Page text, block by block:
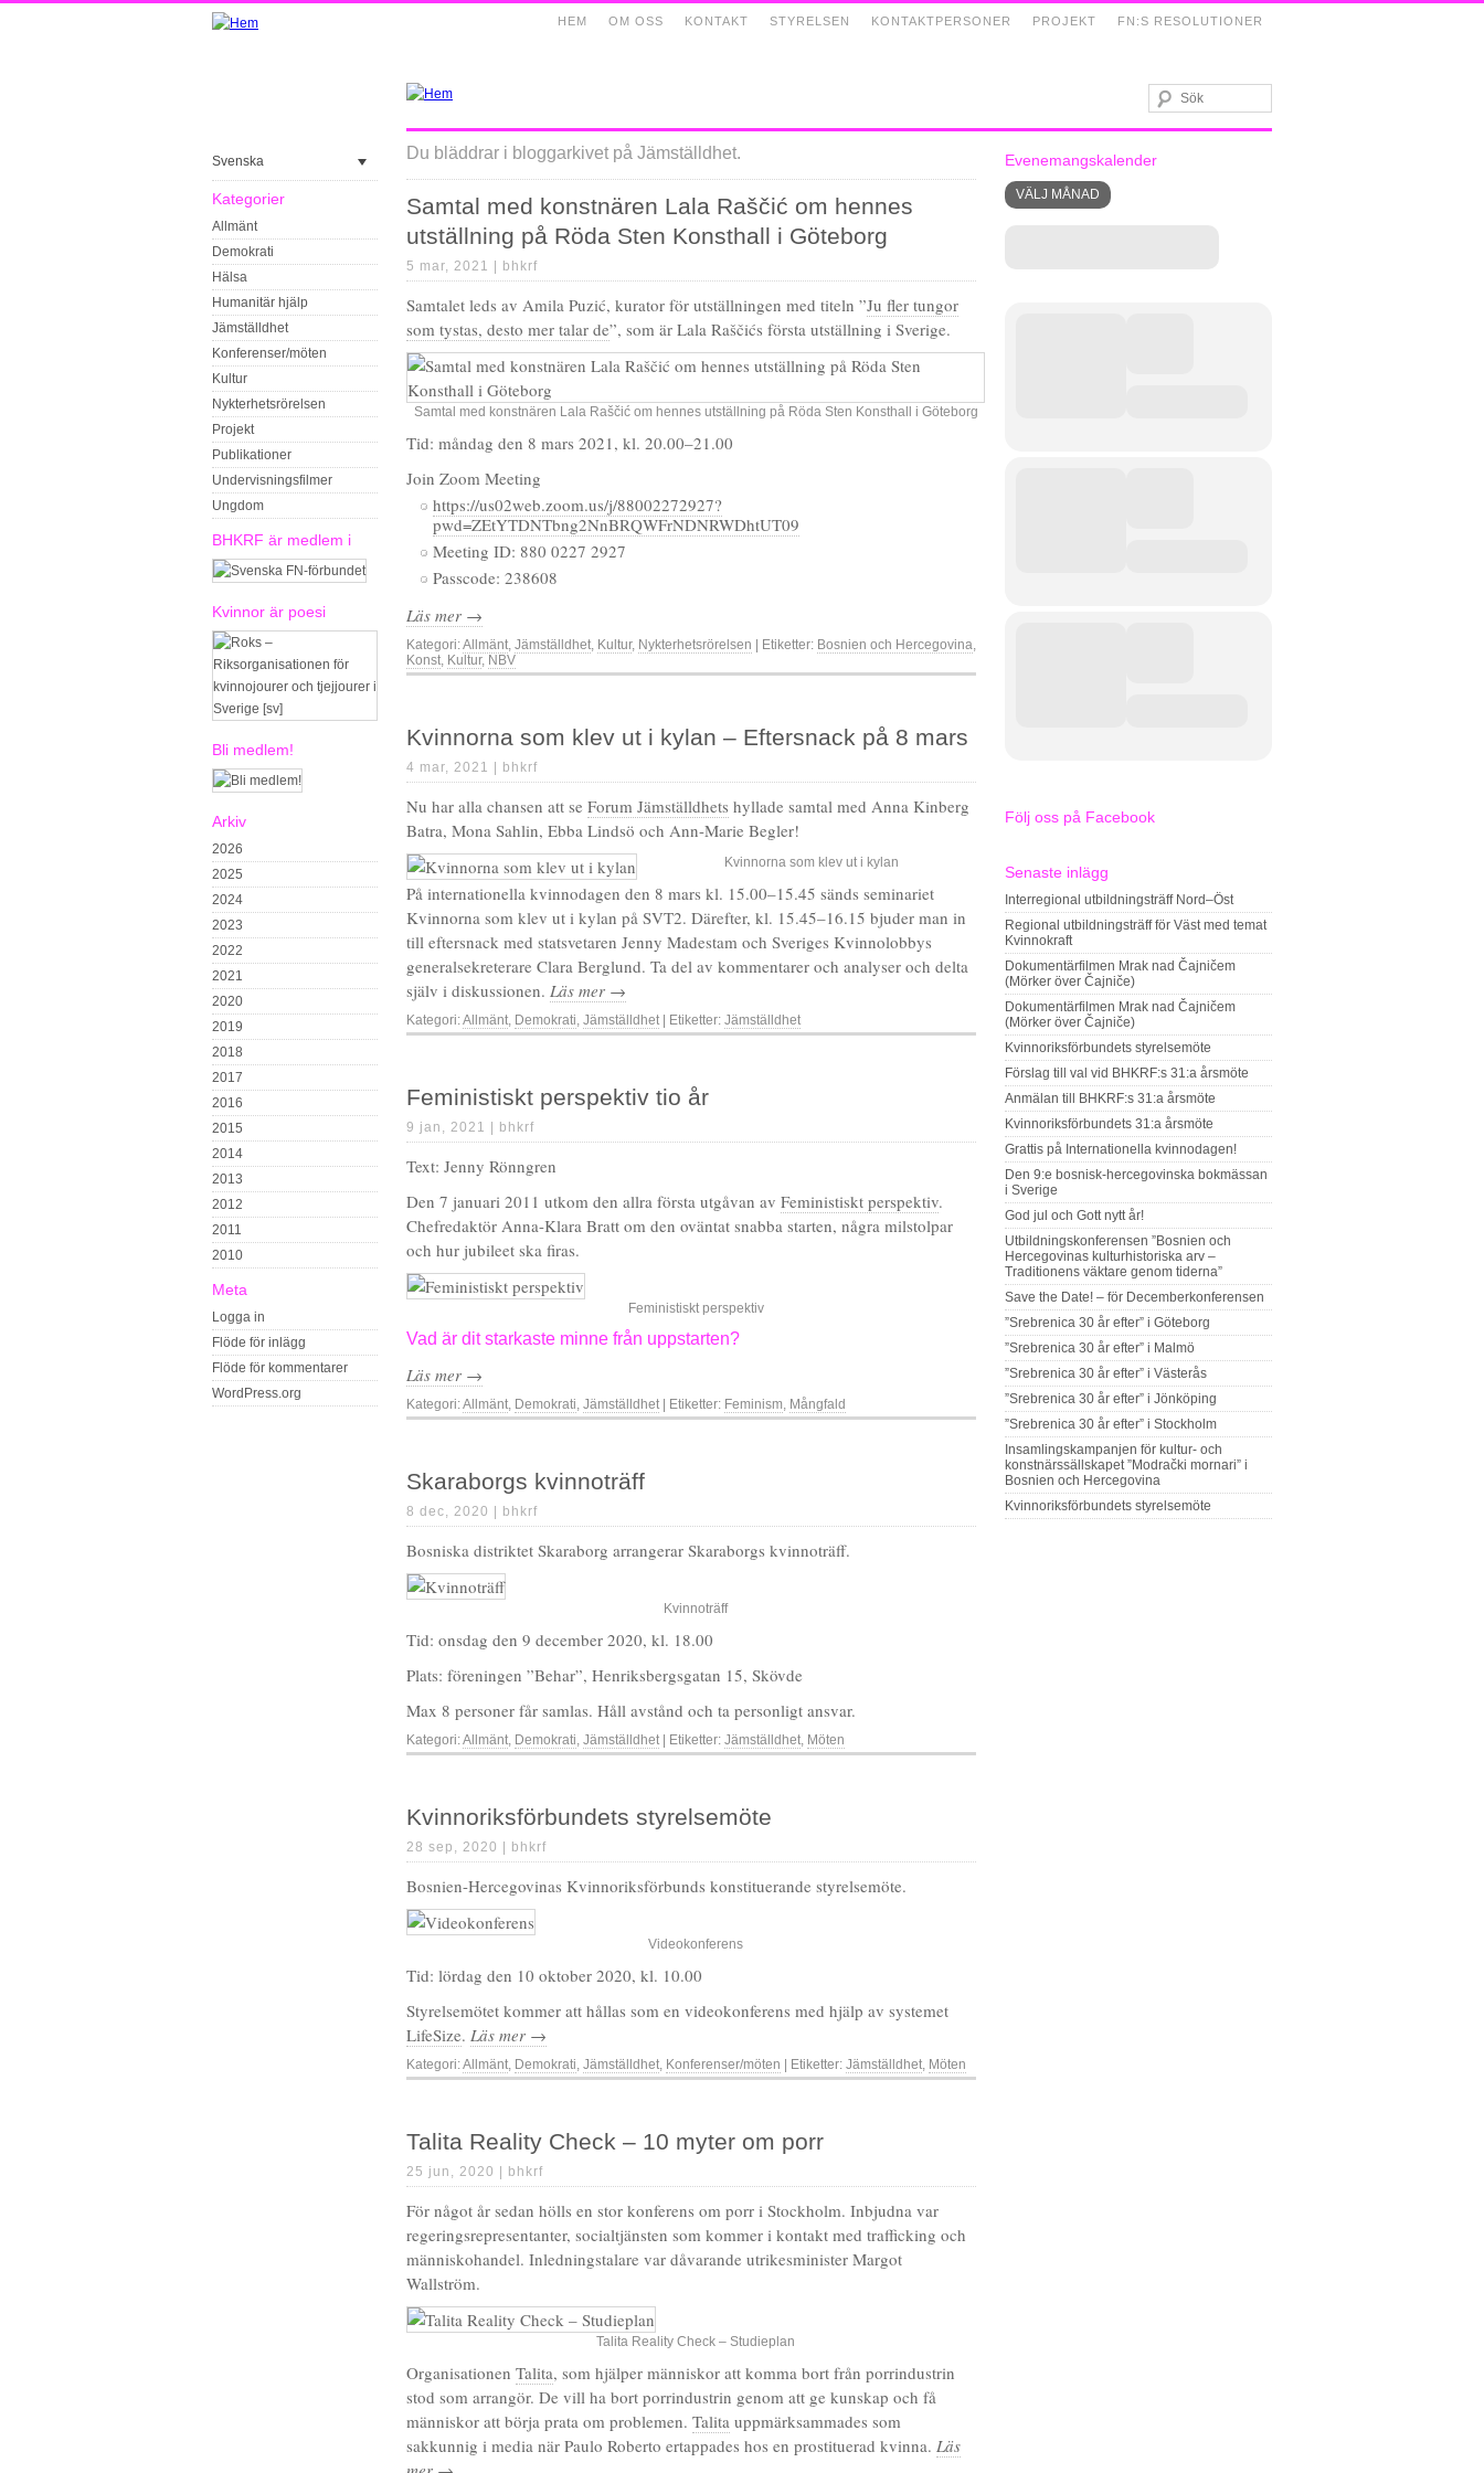
FN:S RESOLUTIONER
PROJEKT
KONTAKTPERSONER
STYRELSEN
KONTAKT
OM OSS
HEM
Svenska
Kategorier
Allmänt
Demokrati
Hälsa
Humanitär hjälp
Jämställdhet
Konferenser/möten
Kultur
Nykterhetsrörelsen
Projekt
Publikationer
Undervisningsfilmer
Ungdom
BHKRF är medlem i
Kvinnor är poesi
Bli medlem!
Arkiv
2026
2025
2024
2023
2022
2021
2020
2019
2018
2017
2016
2015
2014
2013
2012
2011
2010
Meta
Logga in
Flöde för inlägg
Flöde för kommentarer
WordPress.org
Du bläddrar i bloggarkivet på Jämställdhet.
Samtal med konstnären Lala Raščić om hennes
utställning på Röda Sten Konsthall i Göteborg
5 mar, 2021 | bhkrf
Samtalet leds av Amila Puzić, kurator för utställningen med titeln ”Ju fler tungor
som tystas, desto mer talar de”, som är Lala Raščićs första utställning i Sverige.
Samtal med konstnären Lala Raščić om hennes utställning på Röda Sten Konsthall i Göteborg
Tid: måndag den 8 mars 2021, kl. 20.00–21.00
Join Zoom Meeting
https://us02web.zoom.us/j/88002272927?
pwd=ZEtYTDNTbng2NnBRQWFrNDNRWDhtUT09
Meeting ID: 880 0227 2927
Passcode: 238608
Läs mer →
Kategori:Allmänt, Jämställdhet, Kultur, Nykterhetsrörelsen | Etiketter: Bosnien och Hercegovina,
Konst, Kultur, NBV
Kvinnorna som klev ut i kylan – Eftersnack på 8 mars
4 mar, 2021 | bhkrf
Nu har alla chansen att se Forum Jämställdhets hyllade samtal med Anna Kinberg
Batra, Mona Sahlin, Ebba Lindsö och Ann-Marie Begler!
Kvinnorna som klev ut i kylan
På internationella kvinnodagen den 8 mars kl. 15.00–15.45 sänds seminariet
Kvinnorna som klev ut i kylan på SVT2. Därefter, kl. 15.45–16.15 bjuder man in
till eftersnack med statsvetaren Jenny Madestam och Sveriges Kvinnolobbys
generalsekreterare Clara Berglund. Ta del av kommentarer och analyser och delta
själv i diskussionen. Läs mer →
Kategori:Allmänt, Demokrati, Jämställdhet | Etiketter: Jämställdhet
Feministiskt perspektiv tio år
9 jan, 2021 | bhkrf
Text: Jenny Rönngren
Den 7 januari 2011 utkom den allra första utgåvan av Feministiskt perspektiv.
Chefredaktör Anna-Klara Bratt om den oväntat snabba starten, några milstolpar
och hur jubileet ska firas.
Feministiskt perspektiv
Vad är dit starkaste minne från uppstarten?
Läs mer →
Kategori:Allmänt, Demokrati, Jämställdhet | Etiketter: Feminism, Mångfald
Skaraborgs kvinnoträff
8 dec, 2020 | bhkrf
Bosniska distriktet Skaraborg arrangerar Skaraborgs kvinnoträff.
Kvinnoträff
Tid: onsdag den 9 december 2020, kl. 18.00
Plats: föreningen ”Behar”, Henriksbergsgatan 15, Skövde
Max 8 personer får samlas. Håll avstånd och ta personligt ansvar.
Kategori:Allmänt, Demokrati, Jämställdhet | Etiketter: Jämställdhet, Möten
Kvinnoriksförbundets styrelsemöte
28 sep, 2020 | bhkrf
Bosnien-Hercegovinas Kvinnoriksförbunds konstituerande styrelsemöte.
Videokonferens
Tid: lördag den 10 oktober 2020, kl. 10.00
Styrelsemötet kommer att hållas som en videokonferens med hjälp av systemet
LifeSize. Läs mer →
Kategori:Allmänt, Demokrati, Jämställdhet, Konferenser/möten | Etiketter: Jämställdhet, Möten
Talita Reality Check – 10 myter om porr
25 jun, 2020 | bhkrf
För något år sedan hölls en stor konferens om porr i Stockholm. Inbjudna var
regeringsrepresentanter, socialtjänsten som kommer i kontakt med trafficking och
människohandel. Inledningstalare var dåvarande utrikesminister Margot
Wallström.
Talita Reality Check – Studieplan
Organisationen Talita, som hjälper människor att komma bort från porrindustrin
stod som arrangör. De vill ha bort porrindustrin genom att ge kunskap och få
människor att börja prata om problemen. Talita uppmärksammades som
sakkunnig i media när Paulo Roberto ertappades hos en prostituerad kvinna. Läs
Evenemangskalender
VÄLJ MÅNAD
Följ oss på Facebook
Senaste inlägg
Interregional utbildningsträff Nord–Öst
Regional utbildningsträff för Väst med temat
Kvinnokraft
Dokumentärfilmen Mrak nad Čajničem
(Mörker över Čajniče)
Dokumentärfilmen Mrak nad Čajničem
(Mörker över Čajniče)
Kvinnoriksförbundets styrelsemöte
Förslag till val vid BHKRF:s 31:a årsmöte
Anmälan till BHKRF:s 31:a årsmöte
Kvinnoriksförbundets 31:a årsmöte
Grattis på Internationella kvinnodagen!
Den 9:e bosnisk-hercegovinska bokmässan
i Sverige
God jul och Gott nytt år!
Utbildningskonferensen ”Bosnien och
Hercegovinas kulturhistoriska arv –
Traditionens väktare genom tiderna”
Save the Date! – för Decemberkonferensen
”Srebrenica 30 år efter” i Göteborg
”Srebrenica 30 år efter” i Malmö
”Srebrenica 30 år efter” i Västerås
”Srebrenica 30 år efter” i Jönköping
”Srebrenica 30 år efter” i Stockholm
Insamlingskampanjen för kultur- och
konstnärssällskapet ”Modrački mornari” i
Bosnien och Hercegovina
Kvinnoriksförbundets styrelsemöte